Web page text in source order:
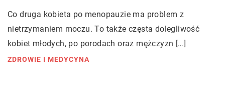
Co druga kobieta po menopauzie ma problem z
nietrzymaniem moczu. To także częsta dolegliwość
kobiet młodych, po porodach oraz mężczyzn […]
ZDROWIE I MEDYCYNA